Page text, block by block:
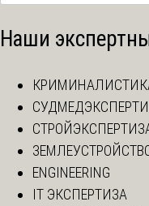
Наши
ENGINEERING
IT ЭКСПЕРТИЗА